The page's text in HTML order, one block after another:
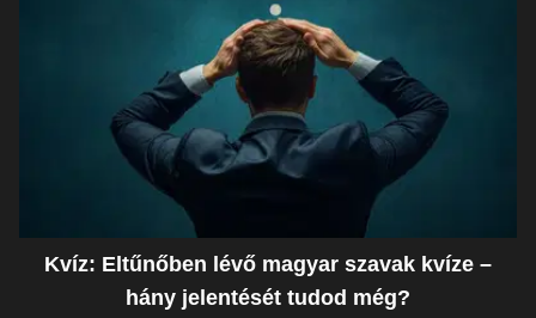
Kvíz: Eltűnőben lévő magyar szavak kvíze –
hány jelentését tudod még?